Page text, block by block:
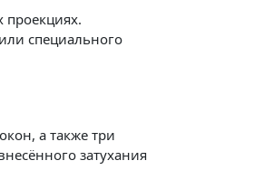
проекциях.
специального
а также три
затухания